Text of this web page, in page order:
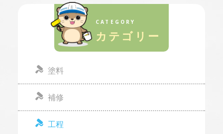
CATEGORY
カテゴリー
塗料
補修
工程